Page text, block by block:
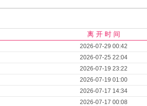
离 开 时 间
2026-07-29 00:42
2026-07-25 22:04
2026-07-19 23:22
2026-07-19 01:00
2026-07-17 14:34
2026-07-17 00:08